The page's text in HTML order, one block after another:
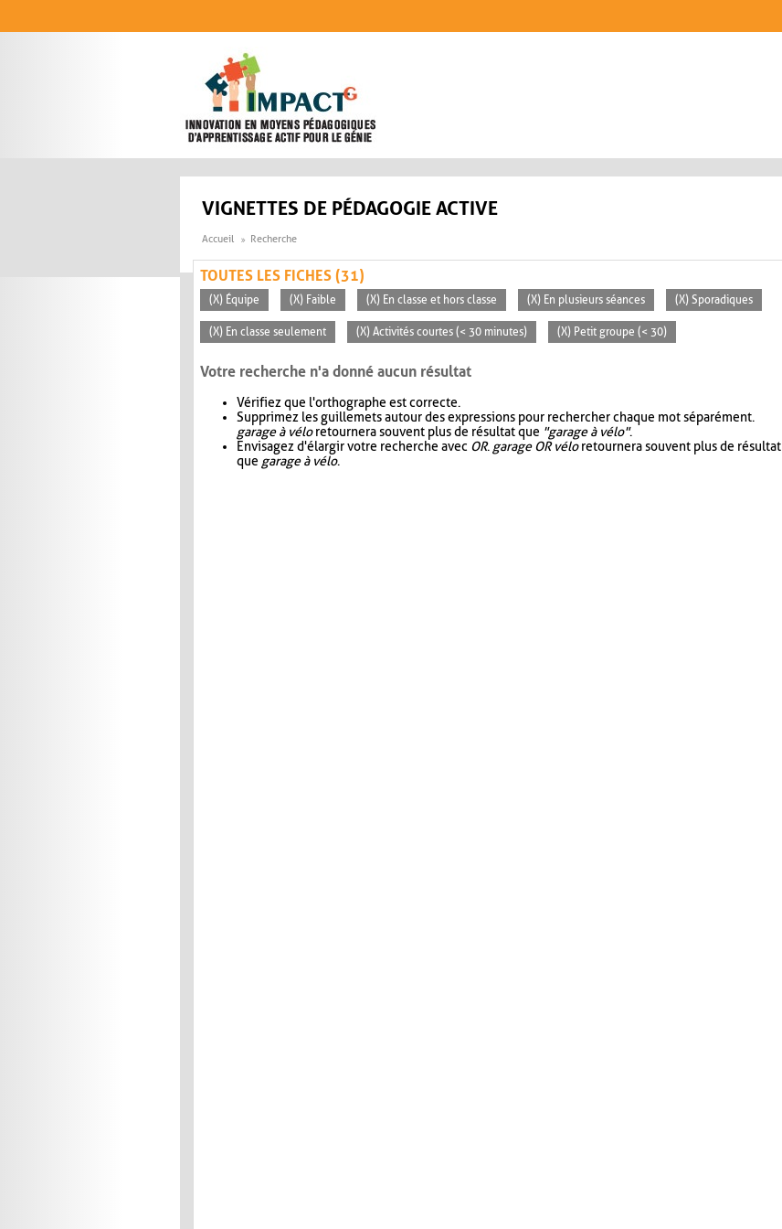
VIGNETTES DE PÉDAGOGIE ACTIVE
Accueil Recherche
TOUTES LES FICHES (31)
(X) Équipe (X) Faible (X) En classe et hors classe (X) En plusieurs séances (X) Sporadiques
(X) En classe seulement (X) Activités courtes (< 30 minutes) (X) Petit groupe (< 30)
Votre recherche n'a donné aucun résultat
Vérifiez que l'orthographe est correcte.
Supprimez les guillemets autour des expressions pour rechercher chaque mot séparément.
garage à véloretournera souvent plus de résultat que "garage à vélo".
Envisagez d'élargir votre recherche avec OR. garage OR véloretournera souvent plus de résultat
que garage à vélo.